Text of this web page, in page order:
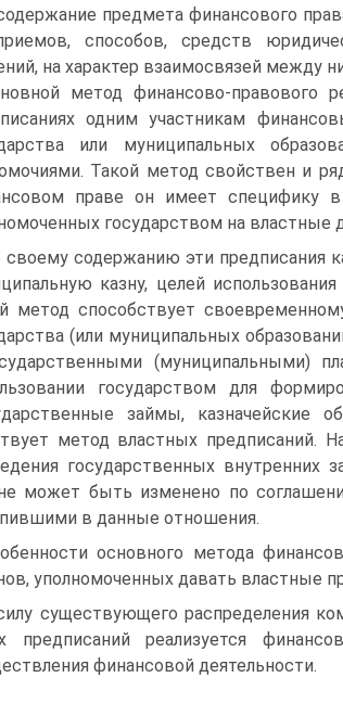
предмета финансового
способов, средств
на характер взаимосвязей между
метод финансово-правового
одним участникам
или муниципальных
Такой метод свойствен и
праве он имеет специфику
государством на властные
своему содержанию эти предписания
казну, целей
метод способствует
(или муниципальных
(муниципальными)
государством для
займы, казначейские
метод властных предписаний.
государственных внутренних
может быть изменено по
в данные отношения.
основного метода
уполномоченных давать властные
существующего распределения
предписаний реализуется
финансовой деятельности.